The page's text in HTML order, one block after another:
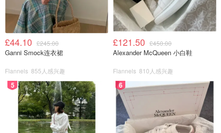
£44.10 £245.00
Ganni Smock连衣裙
Flannels 855人感兴趣
£121.50 £450.00
Alexander McQueen 小白鞋
Flannels 810人感兴趣
5 6